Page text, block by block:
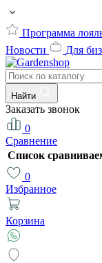
Программа
Новости
Для
Найти
Заказать звонок
0
Сравнение
Список
0
Избранное
Корзина